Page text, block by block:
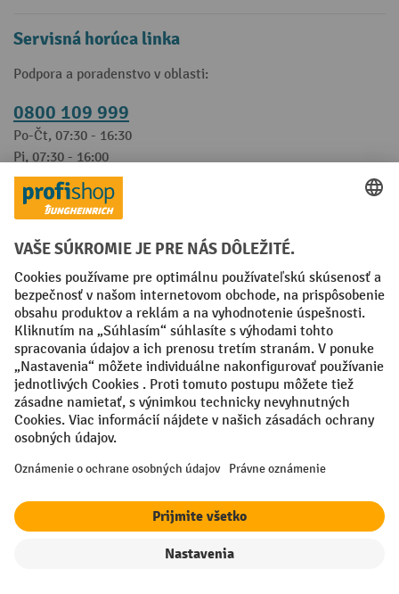
Servisná horúca linka
Podpora a poradenstvo v oblasti:
0800 109 999
Po-Čt, 07:30 - 16:30
Pi, 07:30 - 16:00
Alebo prostredníctvom nášho
Vaše profesionálne výhody
Doprava zdarma od 50€
Bezpečná ochrana údajov
Individuálne poradenstvo pri nákupe
Creditcard (Master)Creditcard (Visa)
PayPal